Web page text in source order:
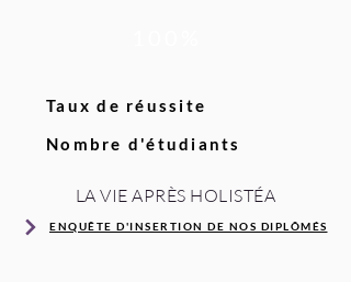
Taux de réussite
Nombre d'étudiants
LA VIE APRÈS HOLISTÉA
ENQUÊTE D'INSERTION DE NOS DIPLÔMÉS